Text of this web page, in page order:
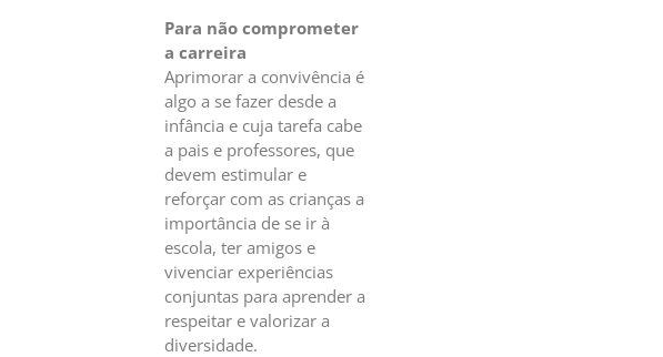
Para não comprometer
a carreira
Aprimorar a convivência é
algo a se fazer desde a
infância e cuja tarefa cabe
a pais e professores, que
devem estimular e
reforçar com as crianças a
importância de se ir à
escola, ter amigos e
vivenciar experiências
conjuntas para aprender a
respeitar e valorizar a
diversidade.